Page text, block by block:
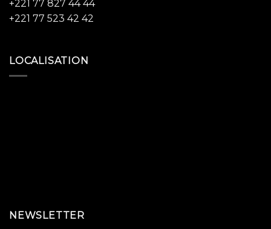
+221 77 827 44 44
+221 77 523 42 42
LOCALISATION
NEWSLETTER